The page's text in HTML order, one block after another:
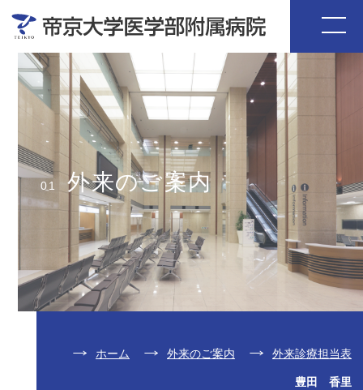
01 外来のご案内
ホーム 外来のご案内 外来診療担当表
豊田 香里